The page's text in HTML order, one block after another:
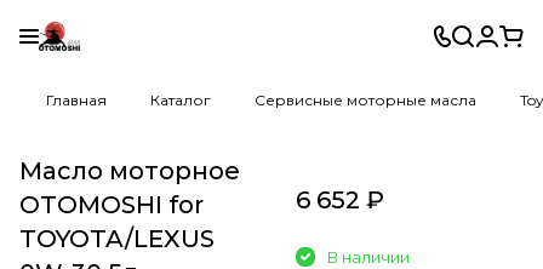
Главная Каталог Сервисные моторные масла
Масло моторное
OTOMOSHI for
TOYOTA/LEXUS
6 652 ₽
В наличии